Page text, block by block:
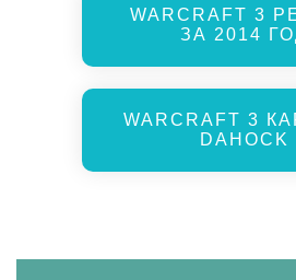
WARCRAFT 3
ЗА 2014
WARCRAFT 3
DAHOCK